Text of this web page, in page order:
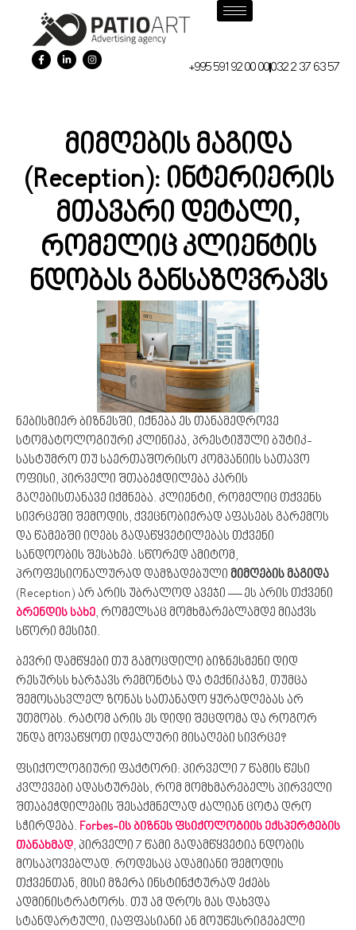
+995 591 92 00 00032 2 37 63 57
მიმღების მაგიდა
(Reception): ინტერიერის
მთავარი დეტალი,
რომელიც კლიენტის
ნდობას განსაზღვრავს
ნებისმიერ ბიზნესში, იქნება ეს თანამედროვე
სტომატოლოგიური კლინიკა, პრესტიჟული ბუტიკ-
სასტუმრო თუ საერთაშორისო კომპანიის სათავო
ოფისი, პირველი შთაბეჭდილება კარის
გაღებისთანავე იქმნება. კლიენტი, რომელიც თქვენს
სივრცეში შემოდის, ქვეცნობიერად აფასებს გარემოს
და წამებში იღებს გადაწყვეტილებას თქვენი
სანდოობის შესახებ. სწორედ ამიტომ,
პროფესიონალურად დამზადებული მიმღების მაგიდა
(Reception) არ არის უბრალოდ ავეჯი — ეს არის თქვენი
ბრენდის სახე, რომელსაც მომხმარებლამდე მიაქვს
სწორი მესიჯი.
ბევრი დამწყები თუ გამოცდილი ბიზნესმენი დიდ
რესურსს ხარჯავს რემონტსა და ტექნიკაზე, თუმცა
შემოსასვლელ ზონას სათანადო ყურადღებას არ
უთმობს. რატომ არის ეს დიდი შეცდომა და როგორ
უნდა მოვაწყოთ იდეალური მისაღები სივრცე?
ფსიქოლოგიური ფაქტორი: პირველი 7 წამის წესი
კვლევები ადასტურებს, რომ მომხმარებელს პირველი
შთაბეჭდილების შესაქმნელად ძალიან ცოტა დრო
სჭირდება. Forbes-ის ბიზნეს ფსიქოლოგიის ექსპერტების
თანახმად, პირველი 7 წამი გადამწყვეტია ნდობის
მოსაპოვებლად. როდესაც ადამიანი შემოდის
თქვენთან, მისი მზერა ინსტინქტურად ეძებს
ადმინისტრატორს. თუ ამ დროს მას დახვდა
სტანდარტული, იაფფასიანი ან მოუწესრიგებელი